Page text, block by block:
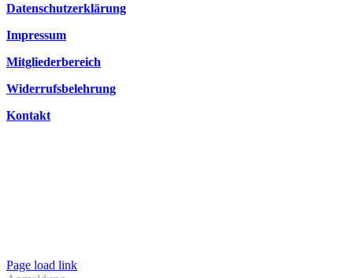
Datenschutzerklärung
Impressum
Mitgliederbereich
Widerrufsbelehrung
Kontakt
Page load link